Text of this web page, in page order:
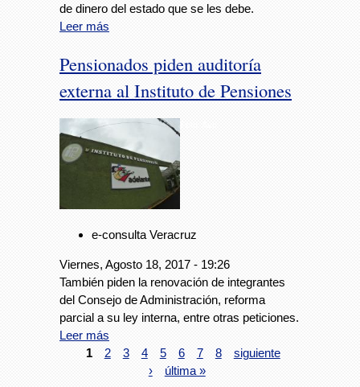
de dinero del estado que se les debe.
Leer más
Pensionados piden auditoría
externa al Instituto de Pensiones
e-consulta Veracruz
Viernes, Agosto 18, 2017 - 19:26
También piden la renovación de integrantes
del Consejo de Administración, reforma
parcial a su ley interna, entre otras peticiones.
Leer más
1
2 3 4 5 6 7 8
siguiente
›
última »